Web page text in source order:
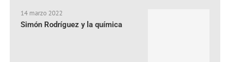
14 marzo 2022
Simón Rodríguez y la química